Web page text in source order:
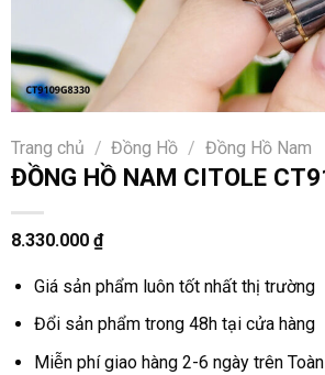
Trang chủ / Đồng Hồ / Đồng Hồ Nam
ĐỒNG HỒ NAM CITOLE
8.330.000 ₫
Giá sản phẩm luôn tốt nhất thị trường
Đổi sản phẩm trong 48h tại cửa hàng
Miễn phí giao hàng 2-6 ngày trên